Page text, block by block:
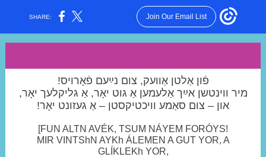
SHARE: Join Our Email List
פֿון אַלטן אַוועק, צום נײַעם פֿאָרויס!
מיר ווינטשן אײַך אַלעמען אַ גוט יאָר, אַ גליקלעך יאָר,
און – צום סאַמע וויכטיקסטן – אַ געזונט יאָר!
[FUN ALTN AVÉK, TSUM NÁYEM FORÓYS!
MIR VINTShN AYKh ÁLEMEN A GUT YOR, A
GLÍKLEKh YOR,